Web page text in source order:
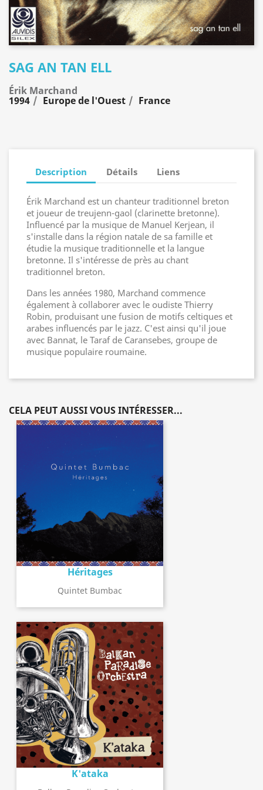
SAG AN TAN ELL
Érik Marchand
1994 Europe de l'Ouest France
Description Détails Liens
Érik Marchand est un chanteur traditionnel breton
et joueur de treujenn-gaol (clarinette bretonne).
Influencé par la musique de Manuel Kerjean, il
s'installe dans la région natale de sa famille et
étudie la musique traditionnelle et la langue
bretonne. Il s'intéresse de près au chant
traditionnel breton.
Dans les années 1980, Marchand commence
également à collaborer avec le oudiste Thierry
Robin, produisant une fusion de motifs celtiques et
arabes influencés par le jazz. C'est ainsi qu'il joue
avec Bannat, le Taraf de Caransebes, groupe de
musique populaire roumaine.
CELA PEUT AUSSI VOUS INTÉRESSER...
Héritages
Quintet Bumbac
K'ataka